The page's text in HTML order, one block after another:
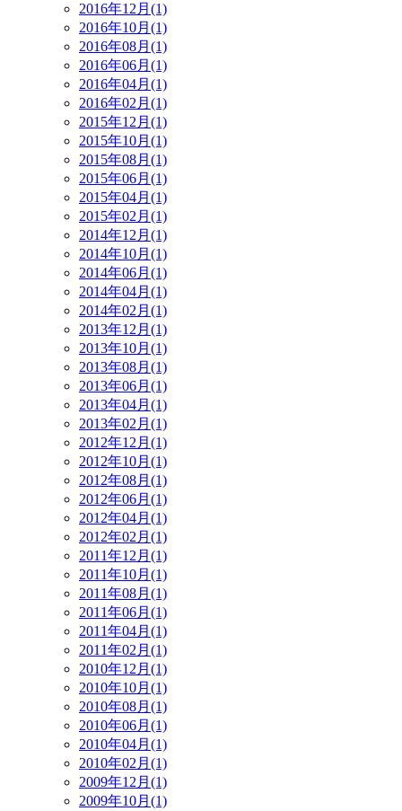
2016年12月(1)
2016年10月(1)
2016年08月(1)
2016年06月(1)
2016年04月(1)
2016年02月(1)
2015年12月(1)
2015年10月(1)
2015年08月(1)
2015年06月(1)
2015年04月(1)
2015年02月(1)
2014年12月(1)
2014年10月(1)
2014年06月(1)
2014年04月(1)
2014年02月(1)
2013年12月(1)
2013年10月(1)
2013年08月(1)
2013年06月(1)
2013年04月(1)
2013年02月(1)
2012年12月(1)
2012年10月(1)
2012年08月(1)
2012年06月(1)
2012年04月(1)
2012年02月(1)
2011年12月(1)
2011年10月(1)
2011年08月(1)
2011年06月(1)
2011年04月(1)
2011年02月(1)
2010年12月(1)
2010年10月(1)
2010年08月(1)
2010年06月(1)
2010年04月(1)
2010年02月(1)
2009年12月(1)
2009年10月(1)